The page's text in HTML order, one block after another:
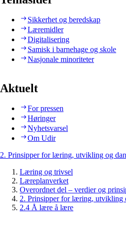
Sikkerhet og beredskap
Læremidler
Digitalisering
Samisk i barnehage og skole
Nasjonale minoriteter
Aktuelt
For pressen
Høringer
Nyhetsvarsel
Om Udir
2. Prinsipper for læring, utvikling og
Læring og trivsel
Læreplanverket
Overordnet del – verdier og
2. Prinsipper for læring, utvikling
2.4 Å lære å lære